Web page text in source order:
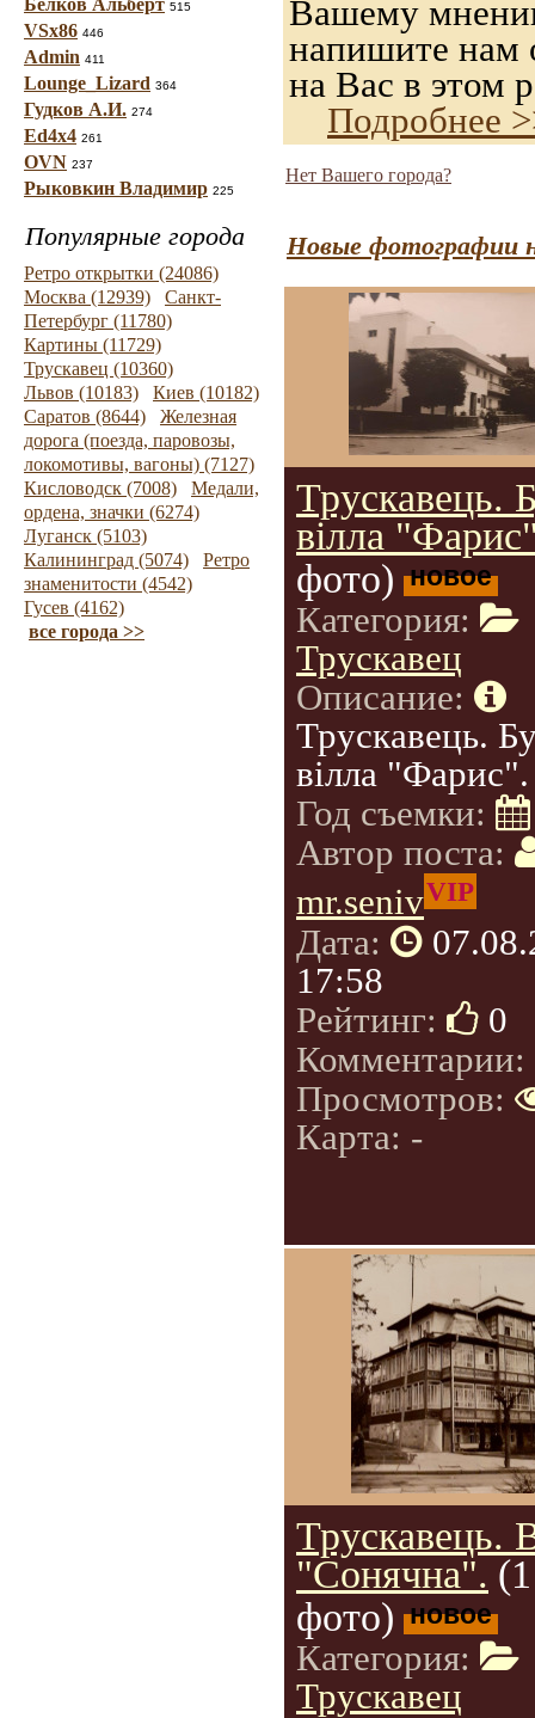
Белков Альберт 515
VSx86 446
Admin 411
Lounge_Lizard 364
Гудков А.И. 274
Ed4x4 261
OVN 237
Рыковкин Владимир 225
Популярные города
Ретро открытки (24086)
Москва (12939)
Санкт-
Петербург (11780)
Картины (11729)
Трускавец (10360)
Львов (10183)
Киев (10182)
Саратов (8644)
Железная
дорога (поезда, паровозы,
локомотивы, вагоны) (7127)
Кисловодск (7008)
Медали,
ордена, значки (6274)
Луганск (5103)
Калининград (5074)
Ретро
знаменитости (4542)
Гусев (4162)
все города >>
Вашему
напишите нам
на Вас в этом
Подробнее
Нет Вашего города?
Новые фотографии
Трускавець.
вілла
фото) новое
Категория:
Трускавец
Описание:
Трускавець.
вілла "Фарис".
Год съемки:
Автор поста:
mr.senivVIP
Дата:
17:58
Рейтинг:
0
Комментарии:
Просмотров:
Карта: -
Трускавець.
"Сонячна". (1
фото) новое
Категория:
Трускавец